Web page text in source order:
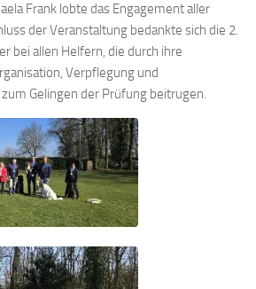
Frank lobte das Engagement aller
der Veranstaltung bedankte sich die 2.
bei allen Helfern, die durch ihre
Verpflegung und
Gelingen der Prüfung beitrugen.